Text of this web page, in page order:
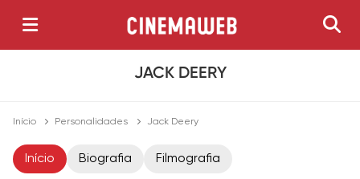
JACK DEERY
Início Personalidades Jack Deery
Início Biografia Filmografia